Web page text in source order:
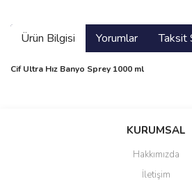
Ürün Bilgisi Yorumlar Taksit
Cif Ultra Hız Banyo Sprey 1000 ml
Bu ürüne ilk yorumu siz
Yorum Yaz
Ürün resmi kalitesiz, bozuk veya
KURUMSAL
Hakkımızda
İletişim